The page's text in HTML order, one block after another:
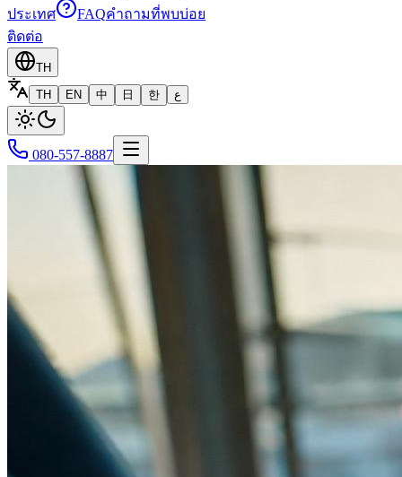
ประเทศ
FAQคำถามที่พบบ่อย
ติดต่อ
TH
TH
EN 中 日 한 ع
080-557-8887